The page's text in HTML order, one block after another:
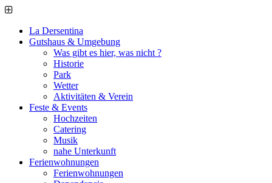
La Dersentina
Gutshaus & Umgebung
Was gibt es hier, was nicht ?
Historie
Park
Wetter
Aktivitäten & Verein
Feste & Events
Hochzeiten
Catering
Musik
nahe Unterkunft
Ferienwohnungen
Ferienwohnungen